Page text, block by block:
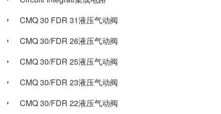
CMQ 30 FDR 31液压气动阀
CMQ 30/FDR 26液压气动阀
CMQ 30/FDR 25液压气动阀
CMQ 30/FDR 23液压气动阀
CMQ 30/FDR 22液压气动阀